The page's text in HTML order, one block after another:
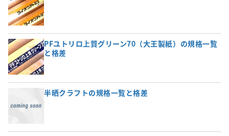
PFユトリロ上質グリーン70（大王製紙）の規格一覧
と格差
半晒クラフトの規格一覧と格差